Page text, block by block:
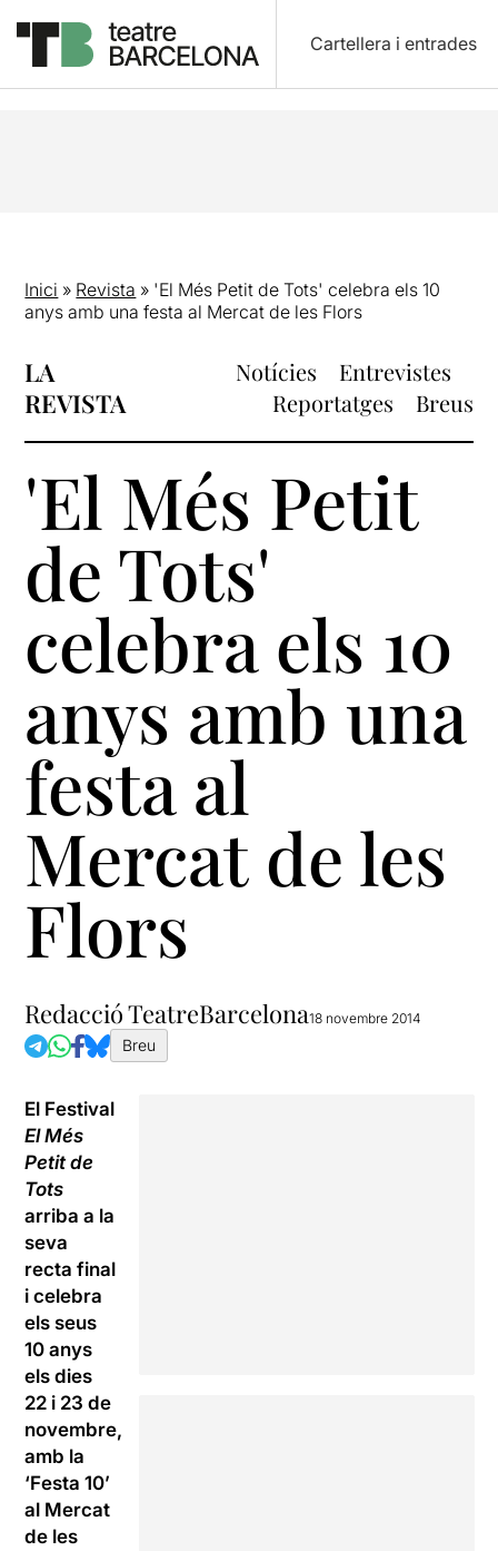
Cartellera i entrades
Inici » Revista » 'El Més Petit de Tots' celebra els 10
anys amb una festa al Mercat de les Flors
LA
REVISTA
Notícies
Entrevistes
Reportatges
Breus
'El Més Petit
de Tots'
celebra els 10
anys amb una
festa al
Mercat de les
Flors
Redacció TeatreBarcelona18 novembre 2014
Breu
El Festival
El Més
Petit de
Tots
arriba a la
seva
recta final
i celebra
els seus
10 anys
els dies
22 i 23 de
novembre,
amb la
‘Festa 10’
al Mercat
de les